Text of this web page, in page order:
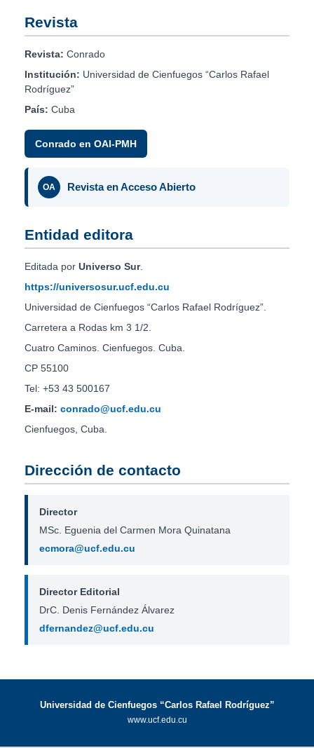
Revista
Revista: Conrado
Institución: Universidad de Cienfuegos “Carlos Rafael
Rodríguez”
País: Cuba
Conrado en OAI-PMH
OA Revista en Acceso Abierto
Entidad editora
Editada por Universo Sur.
https://universosur.ucf.edu.cu
Universidad de Cienfuegos “Carlos Rafael Rodríguez”.
Carretera a Rodas km 3 1/2.
Cuatro Caminos. Cienfuegos. Cuba.
CP 55100
Tel: +53 43 500167
E-mail: conrado@ucf.edu.cu
Cienfuegos, Cuba.
Dirección de contacto
Director
MSc. Eguenia del Carmen Mora Quinatana
ecmora@ucf.edu.cu
Director Editorial
DrC. Denis Fernández Álvarez
dfernandez@ucf.edu.cu
Universidad de Cienfuegos “Carlos Rafael Rodríguez”
www.ucf.edu.cu